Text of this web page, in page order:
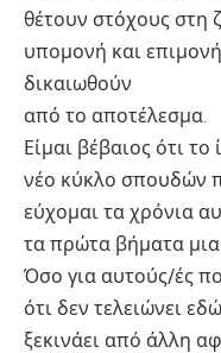
θέτουν στόχους στη
υπομονή και
δικαιωθούν
από το αποτέλεσμα.
Είμαι βέβαιος ότι
νέο κύκλο σπουδών
εύχομαι τα χρόνια
τα πρώτα βήματα
Όσο για αυτούς/ές
ότι δεν τελειώνει
ξεκινάει από άλλη